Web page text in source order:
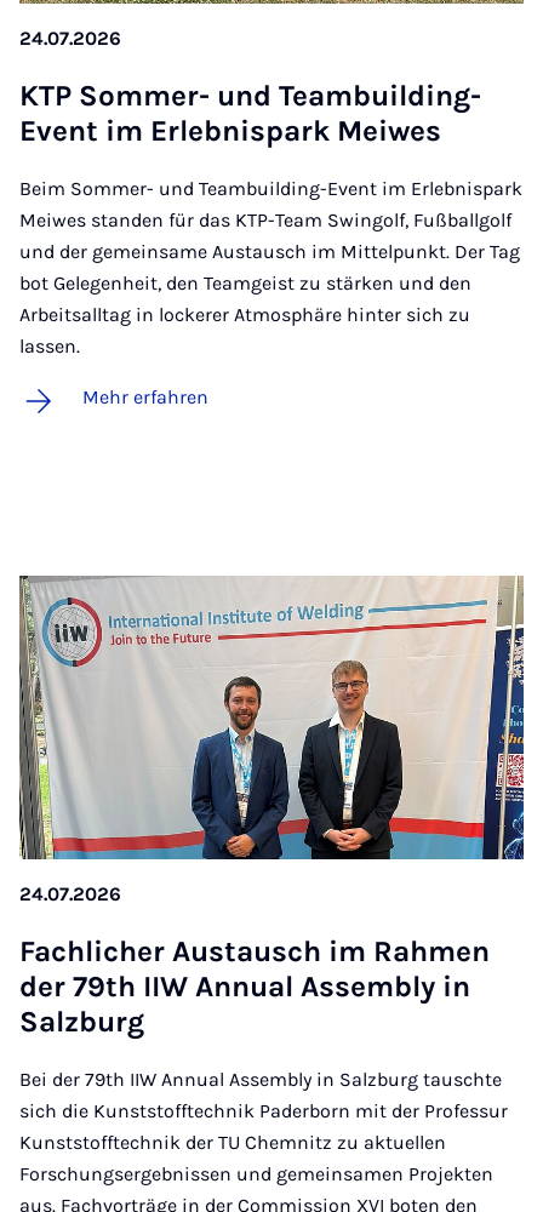
24.07.2026
KTP Som­mer- und Team­buil­ding-
Event im Er­leb­nispark Mei­wes
Beim Sommer- und Teambuilding-Event im Erlebnispark
Meiwes standen für das KTP-Team Swingolf, Fußballgolf
und der gemeinsame Austausch im Mittelpunkt. Der Tag
bot Gelegenheit, den Teamgeist zu stärken und den
Arbeitsalltag in lockerer Atmosphäre hinter sich zu
lassen.
Mehr erfahren
24.07.2026
Fach­li­cher Aus­tausch im Rah­men
der 79th IIW An­nu­al As­sem­b­ly in
Sa­lz­burg
Bei der 79th IIW Annual Assembly in Salzburg tauschte
sich die Kunststofftechnik Paderborn mit der Professur
Kunststofftechnik der TU Chemnitz zu aktuellen
Forschungsergebnissen und gemeinsamen Projekten
aus. Fachvorträge in der Commission XVI boten den